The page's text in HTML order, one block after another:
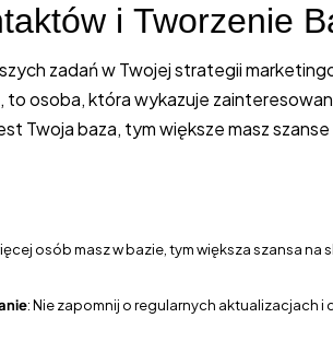
i Tworzenie
zadań w Twojej strategii
osoba, która wykazuje
Twoja baza, tym większe masz szanse
osób masz w bazie, tym większa szansa na
: Nie zapomnij o regularnych aktualizacjach i